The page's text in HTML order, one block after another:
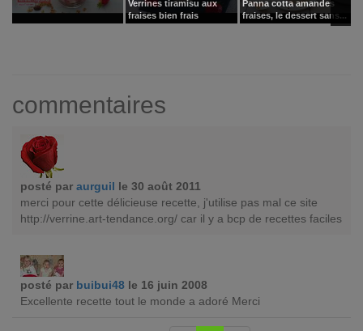
Verrines tiramisu aux
fraises bien frais
Panna cotta amandes
fraises, le dessert sans...
commentaires
posté par aurguil le 30 août 2011
merci pour cette délicieuse recette, j'utilise pas mal ce site
http://verrine.art-tendance.org/ car il y a bcp de recettes faciles
posté par buibui48 le 16 juin 2008
Excellente recette tout le monde a adoré Merci